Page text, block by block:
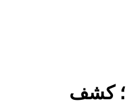
کشف